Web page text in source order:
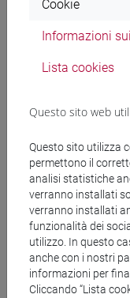
Ricerca strutture
Ricerca
Ricerca risorse
Cookie
Informazioni
Lista cookies
Questo sito web
Questo sito utilizza
permettono il
analisi statistiche
verranno installati
verranno installati
funzionalità dei
utilizzo. In questo
anche con i nostri
informazioni per
Cliccando “Lista